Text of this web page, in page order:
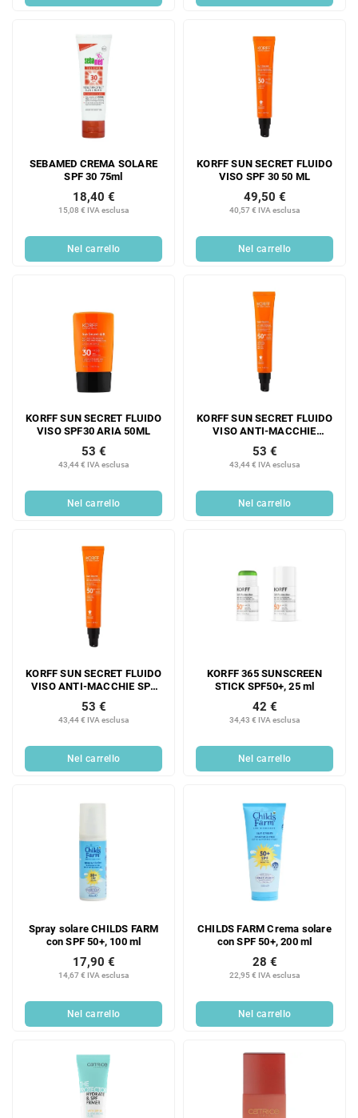
SEBAMED CREMA SOLARE
SPF 30 75ml
15,08 € IVA esclusa
18,40 €
Nel carrello
KORFF SUN SECRET FLUIDO
VISO SPF 30 50 ML
40,57 € IVA esclusa
49,50 €
Nel carrello
KORFF SUN SECRET FLUIDO
VISO SPF30 ARIA 50ML
43,44 € IVA esclusa
53 €
Nel carrello
KORFF SUN SECRET FLUIDO
VISO ANTI-MACCHIE
EFFETTO OPACO SPF 50+ 50
ML
43,44 € IVA esclusa
53 €
Nel carrello
KORFF SUN SECRET FLUIDO
VISO ANTI-MACCHIE SPF
50+ 50 ML
43,44 € IVA esclusa
53 €
Nel carrello
KORFF 365 SUNSCREEN
STICK SPF50+, 25 ml
34,43 € IVA esclusa
42 €
Nel carrello
Spray solare CHILDS FARM
con SPF 50+, 100 ml
14,67 € IVA esclusa
17,90 €
Nel carrello
CHILDS FARM Crema solare
con SPF 50+, 200 ml
22,95 € IVA esclusa
28 €
Nel carrello